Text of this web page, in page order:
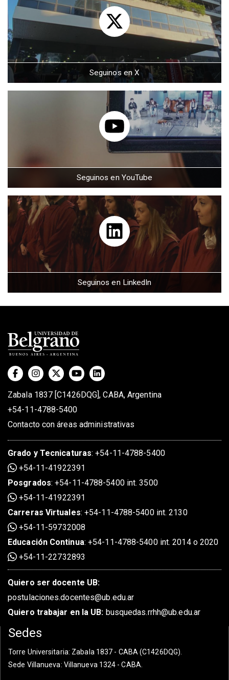
Seguinos en X
Seguinos en YouTube
Seguinos en LinkedIn
Zabala 1837 [C1426DQG], CABA, Argentina
+54-11-4788-5400
Contacto con áreas administrativas
Grado y Tecnicaturas:+54-11-4788-5400
+54-11-41922391
Posgrados:+54-11-4788-5400 int. 3500
+54-11-41922391
Carreras Virtuales:+54-11-4788-5400 int. 2130
+54-11-59732008
Educación Continua:+54-11-4788-5400 int. 2014 o 2020
+54-11-22732893
Quiero ser docente UB:
postulaciones.docentes@ub.edu.ar
Quiero trabajar en la UB: busquedas.rrhh@ub.edu.ar
Sedes
Torre Universitaria: Zabala 1837 - CABA (C1426DQG).
Sede Villanueva: Villanueva 1324 - CABA.